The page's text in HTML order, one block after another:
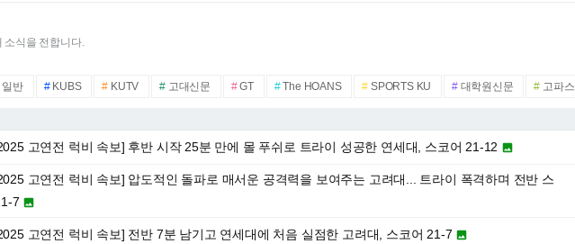
소식을 전합니다.
일반 #KUBS # KUTV #고대신문 #GT #The HOANS # SPORTS KU #대학원신문 # 고파스
고연전 럭비 속보] 후반 시작 25분 만에 몰 푸쉬로 트라이 성공한 연세대, 스코어 21-12 
고연전 럭비 속보] 압도적인 돌파로 매서운 공격력을 보여주는 고려대... 트라이 폭격하며 전반 스
7 
고연전 럭비 속보] 전반 7분 남기고 연세대에 처음 실점한 고려대, 스코어 21-7 